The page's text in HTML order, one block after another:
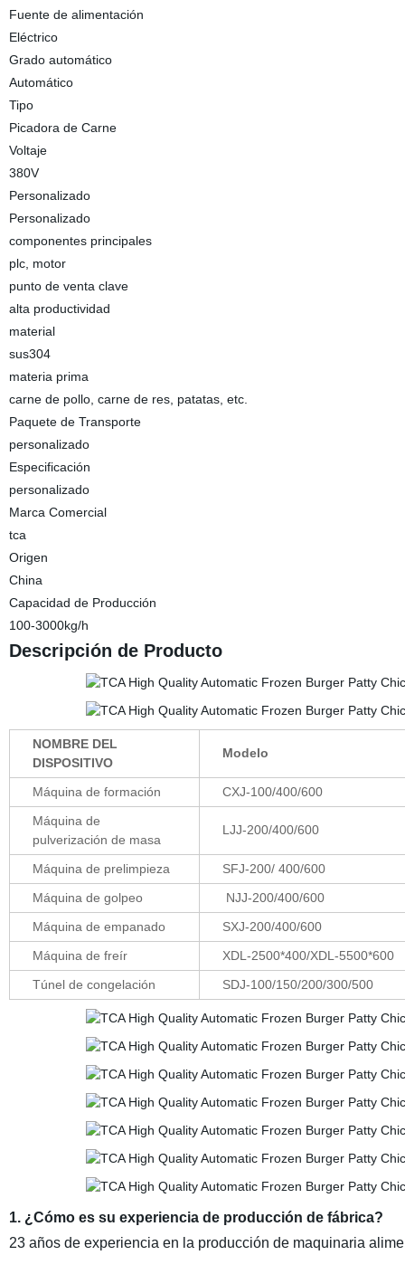
Fuente de alimentación
Eléctrico
Grado automático
Automático
Tipo
Picadora de Carne
Voltaje
380V
Personalizado
Personalizado
componentes principales
plc, motor
punto de venta clave
alta productividad
material
sus304
materia prima
carne de pollo, carne de res, patatas, etc.
Paquete de Transporte
personalizado
Especificación
personalizado
Marca Comercial
tca
Origen
China
Capacidad de Producción
100-3000kg/h
Descripción de Producto
NOMBRE DEL
DISPOSITIVO
Modelo
Máquina de formación
CXJ-100/400/600
Máquina de
pulverización de masa
LJJ-200/400/600
Máquina de prelimpieza
SFJ-200/ 400/600
Máquina de golpeo
NJJ-200/400/600
Máquina de empanado
SXJ-200/400/600
Máquina de freír
XDL-2500*400/XDL-5500*600
Túnel de congelación
SDJ-100/150/200/300/500
1. ¿Cómo es su experiencia de producción de fábrica?
23 años de experiencia en la producción de maquinaria